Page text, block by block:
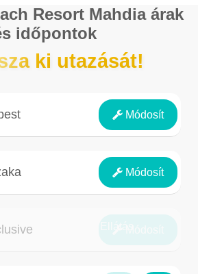
Resort Mahdia árak
időpontok
ki utazását!
Módosít
Repülőtér
Módosít
Éjszakák